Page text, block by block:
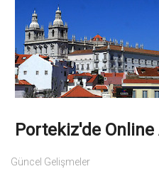
Portekiz'de Online
Güncel Gelişmeler